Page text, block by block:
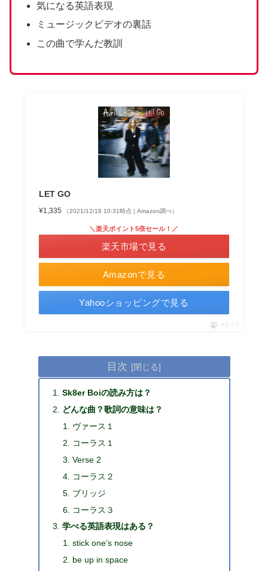
気になる英語表現
ミュージックビデオの裏話
この曲で学んだ教訓
LET GO
¥1,335 （2021/12/18 10:31時点 | Amazon調べ）
Amazonで見る
＼楽天ポイント5倍セール！／
楽天市場で見る
Yahooショッピングで見る
ポチップ
目次
Sk8er Boiの読み方は？
どんな曲？歌詞の意味は？
ヴァース１
コーラス１
Verse 2
コーラス２
ブリッジ
コーラス３
学べる英語表現はある？
stick one’s nose
be up in space